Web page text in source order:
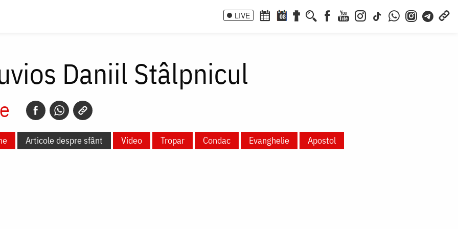
LIVE 08
Daniil Stâlpnicul
Articole despre sfânt Video Tropar Condac Evanghelie Apostol